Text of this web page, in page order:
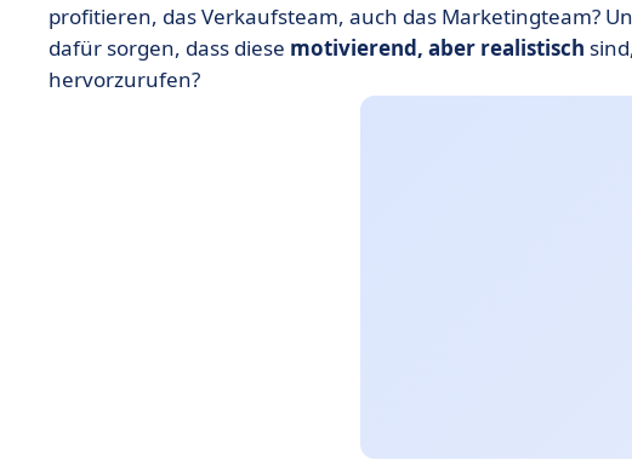
profitieren, das Verkaufsteam, auch das Marketingteam?
dafür sorgen, dass diese motivierend, aber realistisch
hervorzurufen?